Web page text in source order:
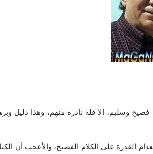
وسليم، إلا قلة نادرة منهم، وهذا دليل
على الكلام الفصيح، والأعجب أن